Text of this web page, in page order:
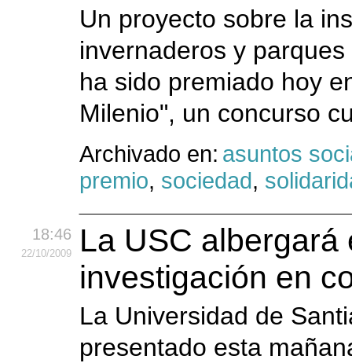
Un proyecto sobre la
invernaderos y
ha sido premiado hoy
Milenio", un concurso
Archivado en: asuntos
premio, sociedad,
18:46
22/10/2009
La USC
investigación en
La Universidad de
presentado esta